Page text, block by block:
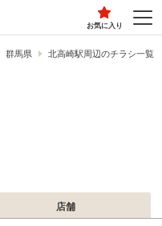
お気に入り
群馬県 北高崎駅周辺のチラシ一覧
店舗